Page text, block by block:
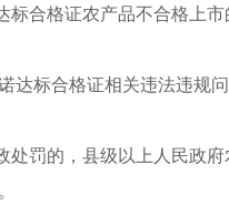
标合格证农产品不合格上
达标合格证相关违法违规
处罚的，县级以上人民政